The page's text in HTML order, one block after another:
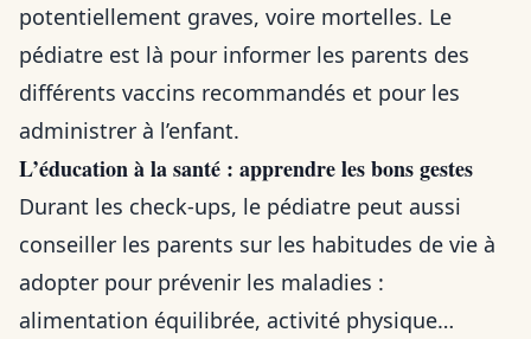
potentiellement graves, voire mortelles. Le
pédiatre est là pour informer les parents des
différents vaccins recommandés et pour les
administrer à l’enfant.
L’éducation à la santé : apprendre les bons gestes
Durant les check-ups, le pédiatre peut aussi
conseiller les parents sur les habitudes de vie à
adopter pour prévenir les maladies :
alimentation équilibrée, activité physique…